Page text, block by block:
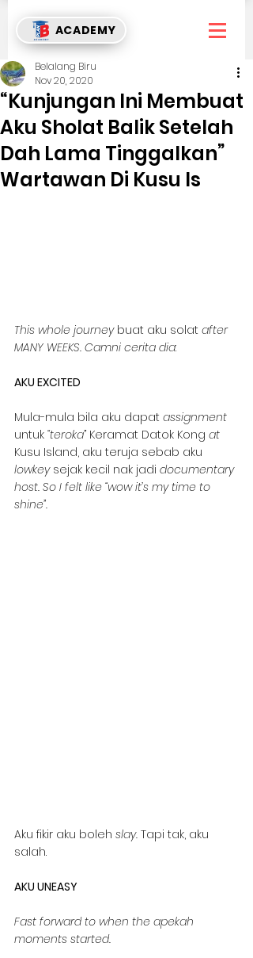
ACADEMY
“Kunjungan Ini Membuat
Aku Sholat Balik Setelah
Dah Lama Tinggalkan”
Wartawan Di Kusu Is
Belalang Biru
Nov 20, 2020
This whole journey buat aku solat after
MANY WEEKS. Camni cerita dia:
AKU EXCITED
Mula-mula bila aku dapat assignment
untuk “teroka” Keramat Datok Kong at
Kusu Island, aku teruja sebab aku
lowkey sejak kecil nak jadi documentary
host. So I felt like “wow it’s my time to
shine”.
Aku fikir aku boleh slay. Tapi tak, aku
salah.
AKU UNEASY
Fast forward to when the apekah
moments started.